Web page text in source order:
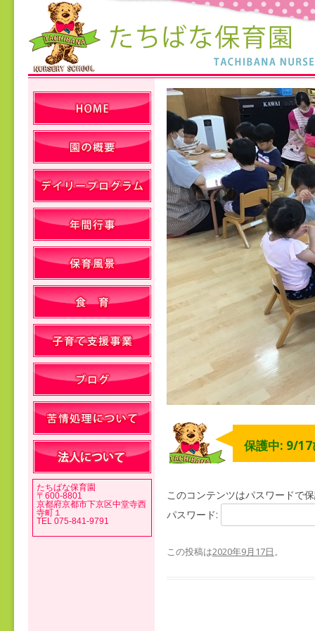
保護中: 9/17
このコンテンツはパスワードで
パスワード:
この投稿は2020年9月17日。
たちばな保育園
〒600-8801
京都府京都市下京区中堂寺西
寺町１
TEL 075-841-9791